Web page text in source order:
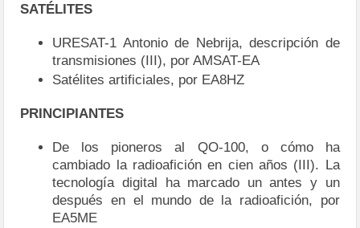
SATÉLITES
URESAT-1 Antonio de Nebrija, descripción de
transmisiones (III), por AMSAT-EA
Satélites artificiales, por EA8HZ
PRINCIPIANTES
De los pioneros al QO-100, o cómo ha
cambiado la radioafición en cien años (III). La
tecnología digital ha marcado un antes y un
después en el mundo de la radioafición, por
EA5ME